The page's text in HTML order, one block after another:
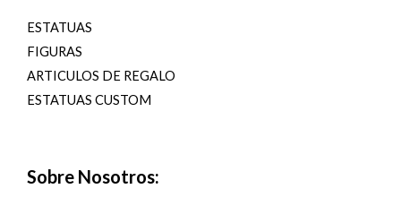
ESTATUAS
FIGURAS
ARTICULOS DE REGALO
ESTATUAS CUSTOM
Sobre Nosotros: